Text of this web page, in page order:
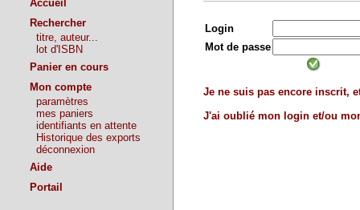
Accueil
Rechercher
titre, auteur...
lot d'ISBN
Panier en cours
Mon compte
paramètres
mes paniers
identifiants en attente
Historique des exports
déconnexion
Aide
Portail
Login
Mot de passe
Je ne suis pas encore inscrit,
J'ai oublié mon login et/ou